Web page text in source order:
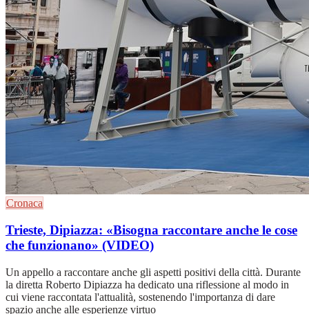
Cronaca
Trieste, Dipiazza: «Bisogna raccontare anche le cose
che funzionano» (VIDEO)
Un appello a raccontare anche gli aspetti positivi della città. Durante
la diretta Roberto Dipiazza ha dedicato una riflessione al modo in
cui viene raccontata l'attualità, sostenendo l'importanza di dare
spazio anche alle esperienze virtuo